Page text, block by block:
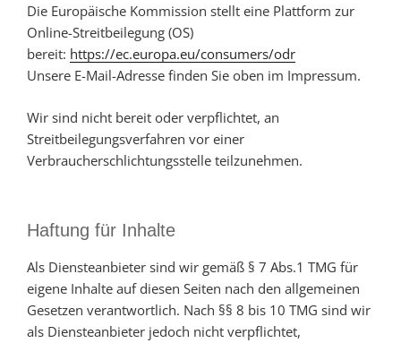
Die Europäische Kommission stellt eine Plattform zur
Online-Streitbeilegung (OS)
bereit: https://ec.europa.eu/consumers/odr
Unsere E-Mail-Adresse finden Sie oben im Impressum.
Wir sind nicht bereit oder verpflichtet, an
Streitbeilegungsverfahren vor einer
Verbraucherschlichtungsstelle teilzunehmen.
Haftung für Inhalte
Als Diensteanbieter sind wir gemäß § 7 Abs.1 TMG für
eigene Inhalte auf diesen Seiten nach den allgemeinen
Gesetzen verantwortlich. Nach §§ 8 bis 10 TMG sind wir
als Diensteanbieter jedoch nicht verpflichtet,